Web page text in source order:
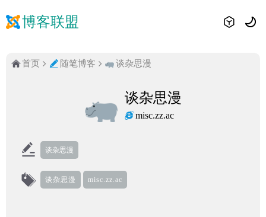
博客联盟
首页 随笔博客 谈杂思漫
谈杂思漫
misc.zz.ac
谈杂思漫
谈杂思漫 misc.zz.ac